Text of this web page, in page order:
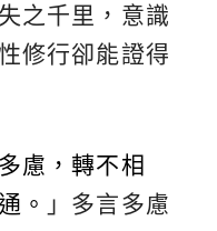
之千里，意識
修行卻能證得
慮，轉不相
。 」多言多慮